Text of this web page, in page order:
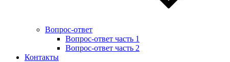
Вопрос-ответ
Вопрос-ответ часть 1
Вопрос-ответ часть 2
Контакты